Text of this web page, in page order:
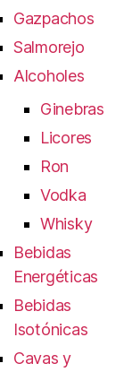
Gazpachos
Salmorejo
Alcoholes
Ginebras
Licores
Ron
Vodka
Whisky
Bebidas
Energéticas
Bebidas
Isotónicas
Cavas y